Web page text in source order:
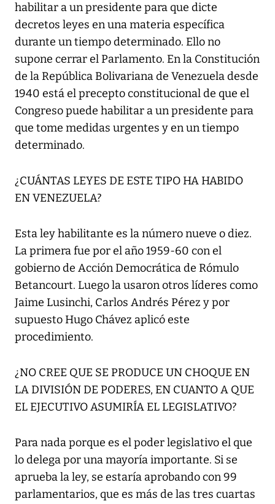
habilitar a un presidente para que dicte
decretos leyes en una materia específica
durante un tiempo determinado. Ello no
supone cerrar el Parlamento. En la Constitución
de la República Bolivariana de Venezuela desde
1940 está el precepto constitucional de que el
Congreso puede habilitar a un presidente para
que tome medidas urgentes y en un tiempo
determinado.
¿CUÁNTAS LEYES DE ESTE TIPO HA HABIDO
EN VENEZUELA?
Esta ley habilitante es la número nueve o diez.
La primera fue por el año 1959-60 con el
gobierno de Acción Democrática de Rómulo
Betancourt. Luego la usaron otros líderes como
Jaime Lusinchi, Carlos Andrés Pérez y por
supuesto Hugo Chávez aplicó este
procedimiento.
¿NO CREE QUE SE PRODUCE UN CHOQUE EN
LA DIVISIÓN DE PODERES, EN CUANTO A QUE
EL EJECUTIVO ASUMIRÍA EL LEGISLATIVO?
Para nada porque es el poder legislativo el que
lo delega por una mayoría importante. Si se
aprueba la ley, se estaría aprobando con 99
parlamentarios, que es más de las tres cuartas